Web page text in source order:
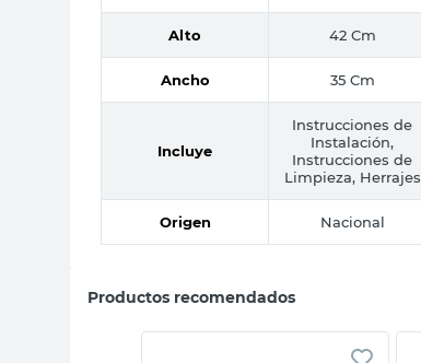
Alto 42 Cm
Ancho 35 Cm
Incluye
Instrucciones de
Instalación,
Instrucciones de
Limpieza, Herrajes
Origen Nacional
Productos recomendados